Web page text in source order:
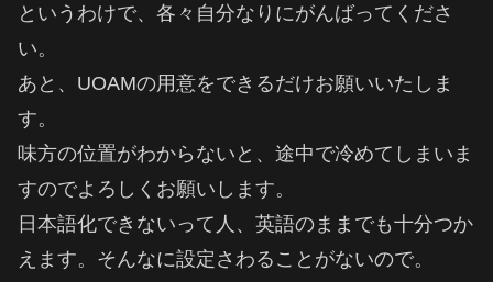
というわけで、各々自分なりにがんばってくださ
い。
あと、UOAMの用意をできるだけお願いいたしま
す。
味方の位置がわからないと、途中で冷めてしまいま
すのでよろしくお願いします。
日本語化できないって人、英語のままでも十分つか
えます。そんなに設定さわることがないので。